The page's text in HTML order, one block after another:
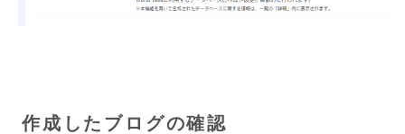
作成したブログの確認